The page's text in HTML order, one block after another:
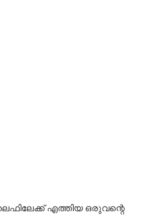
എത്തിയ ഒരുവന്റെ